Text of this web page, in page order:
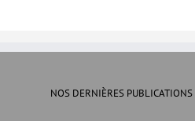
NOS DERNIÈRES PUBLICATIONS